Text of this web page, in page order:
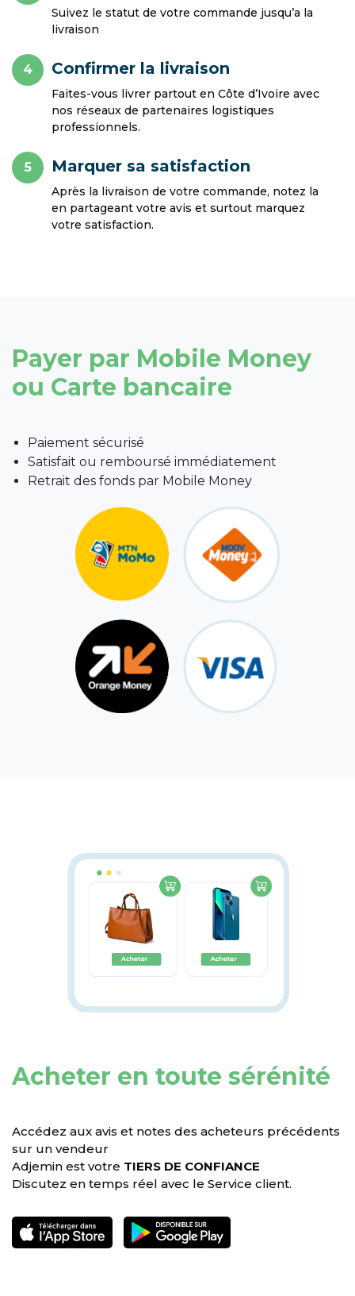
Suivez le statut de votre commande jusqu’a la
livraison
4 Confirmer la livraison
Faites-vous livrer partout en Côte d’Ivoire avec
nos réseaux de partenaires logistiques
professionnels.
5 Marquer sa satisfaction
Après la livraison de votre commande, notez la
en partageant votre avis et surtout marquez
votre satisfaction.
Payer par Mobile Money
ou Carte bancaire
Paiement sécurisé
Satisfait ou remboursé immédiatement
Retrait des fonds par Mobile Money
Acheter en toute sérénité
Accédez aux avis et notes des acheteurs précédents
sur un vendeur
Adjemin est votre TIERS DE CONFIANCE
Discutez en temps réel avec le Service client.